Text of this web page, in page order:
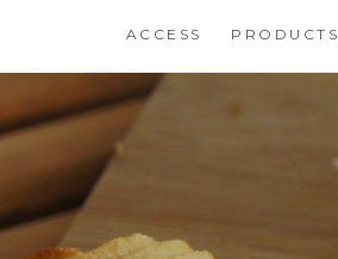
テ
ン
ツ
ス
キ
ACCESS PRODUCTS